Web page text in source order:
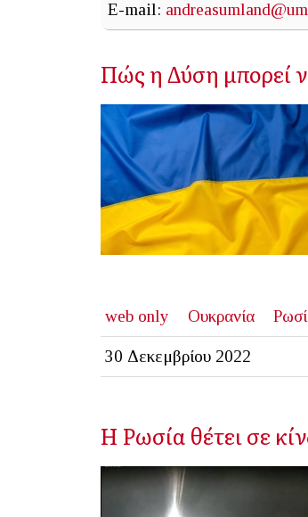
E-mail:
Πώς η Δύση μπορεί
web only
Ουκρανία
30 Δεκεμβρίου 2022
Η Ρωσία θέτει σε